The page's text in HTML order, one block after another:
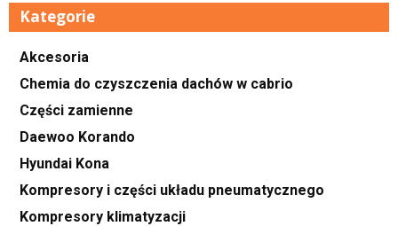
Kategorie
Akcesoria
Chemia do czyszczenia dachów w cabrio
Części zamienne
Daewoo Korando
Hyundai Kona
Kompresory i części układu pneumatycznego
Kompresory klimatyzacji